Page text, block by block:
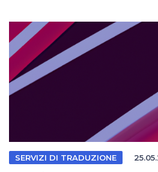
SERVIZI DI TRADUZIONE